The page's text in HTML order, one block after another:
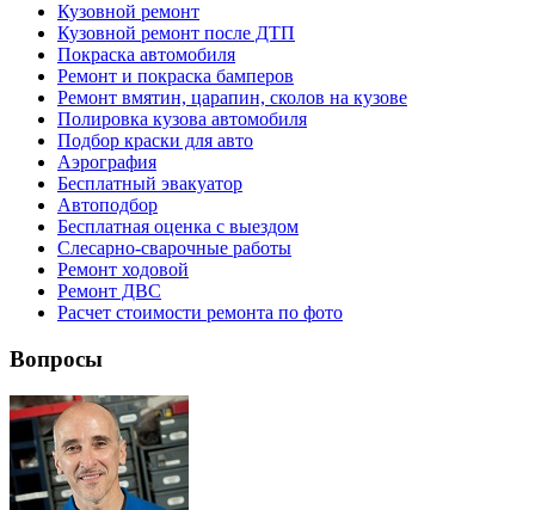
Кузовной ремонт
Кузовной ремонт после ДТП
Покраска автомобиля
Ремонт и покраска бамперов
Ремонт вмятин, царапин, сколов на кузове
Полировка кузова автомобиля
Подбор краски для авто
Аэрография
Бесплатный эвакуатор
Автоподбор
Бесплатная оценка с выездом
Слесарно-сварочные работы
Ремонт ходовой
Ремонт ДВС
Расчет стоимости ремонта по фото
Вопросы